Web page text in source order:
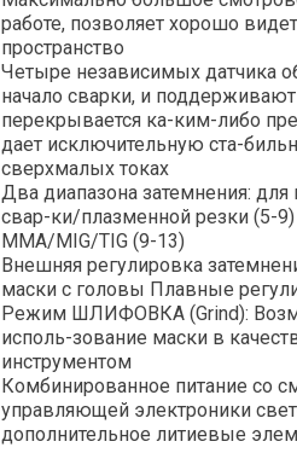
работе, позволяет хорошо
пространство
Четыре независимых датчика
начало сварки, и
перекрывается ка-ким-либо
дает исключительную ста-
сверхмалых токах
Два диапазона затемнения:
свар-ки/плазменной резки (5-
ММА/MIG/TIG (9-13)
Внешняя регулировка
маски с головы Плавные
Режим ШЛИФОВКА (Grind):
исполь-зование маски в
инструментом
Комбинированное питание со
управляющей электроники
дополнительное литиевые